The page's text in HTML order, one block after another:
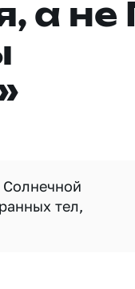
а не
тел,